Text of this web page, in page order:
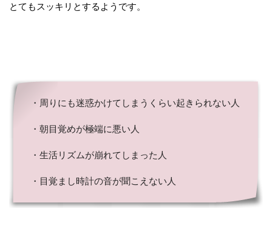
とてもスッキリとするようです。
・周りにも迷惑かけてしまうくらい起きられない人
・朝目覚めが極端に悪い人
・生活リズムが崩れてしまった人
・目覚まし時計の音が聞こえない人